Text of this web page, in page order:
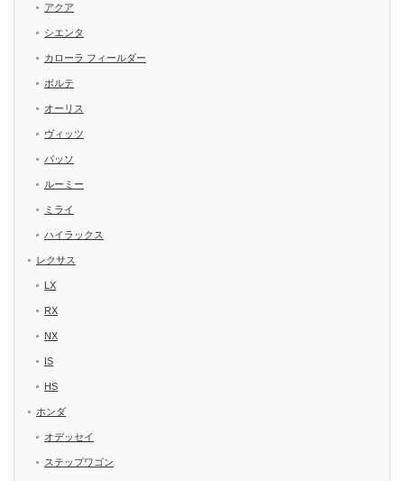
アクア
シエンタ
カローラ フィールダー
ポルテ
オーリス
ヴィッツ
パッソ
ルーミー
ミライ
ハイラックス
レクサス
LX
RX
NX
IS
HS
ホンダ
オデッセイ
ステップワゴン